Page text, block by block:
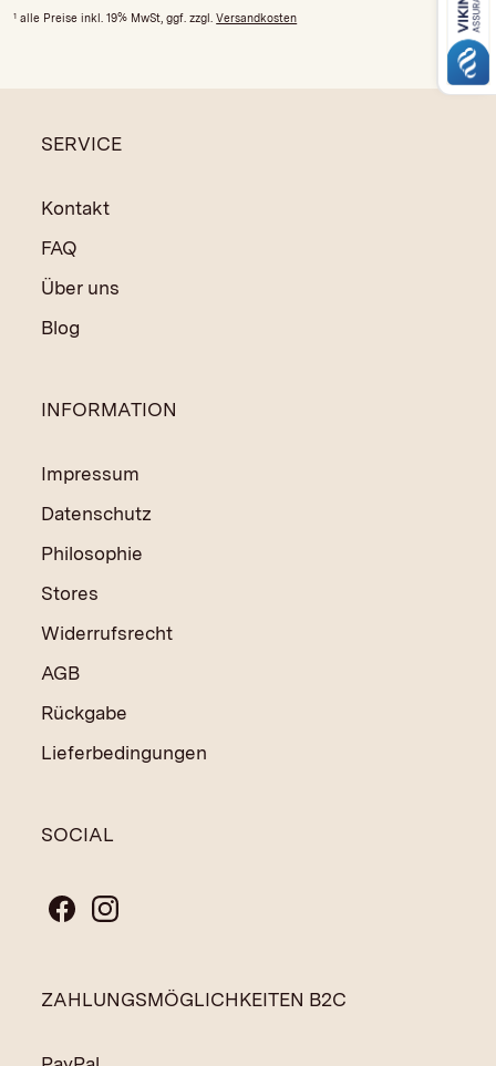
in Farbe und Größe möglich sind.
1 alle Preise inkl. 19% MwSt, ggf. zzgl.Versandkosten
SERVICE
Kontakt
FAQ
Über uns
Blog
INFORMATION
Impressum
Datenschutz
Philosophie
Stores
Widerrufsrecht
AGB
Rückgabe
Lieferbedingungen
SOCIAL
ZAHLUNGSMÖGLICHKEITEN B2C